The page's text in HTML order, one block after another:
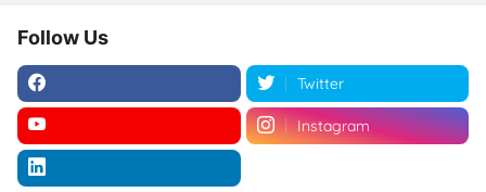
Follow Us
Twitter
Instagram